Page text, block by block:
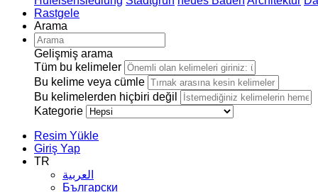
Rastgele
Arama
Gelişmiş arama
Tüm bu kelimeler
Bu kelime veya cümle
Bu kelimelerden hiçbiri değil
Kategorie
Resim Yükle
Giriş Yap
TR
العربية
Български